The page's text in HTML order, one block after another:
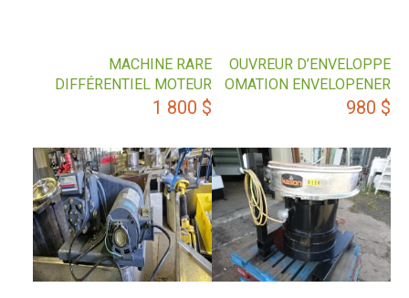
OUVREUR D’ENVELOPPE
OMATION ENVELOPENER
980 $
MACHINE RARE
DIFFÉRENTIEL MOTEUR
1 800 $